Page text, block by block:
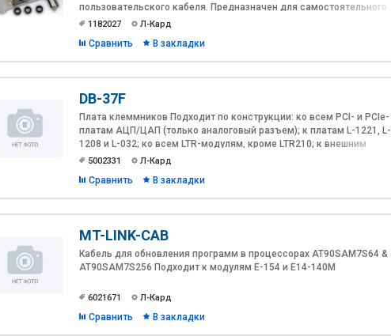
пользовательского кабеля. Предназначен для самостоятельного
монтажа фильтра на конце пользовательского кабеля.
1182027 Л-Кард
Сравнить В закладки
DB-37F
Плата клеммников Подходит по конструкции: ко всем PCI- и PCIe-
платам АЦП/ЦАП (только аналоговый разъем); к платам L-1221, L-
1208 и L-032; ко всем LTR-модулям, кроме LTR210; к внешним
модулям: к E-330, E-154, к E14-440 и E14-140 (только аналоговый
5002331 Л-Кард
Сравнить В закладки
MT-LINK-CAB
Кабель для обновления программ в процессорах AT90SAM7S64 &
AT90SAM7S256 Подходит к модулям E-154 и E14-140M
6021671 Л-Кард
Сравнить В закладки